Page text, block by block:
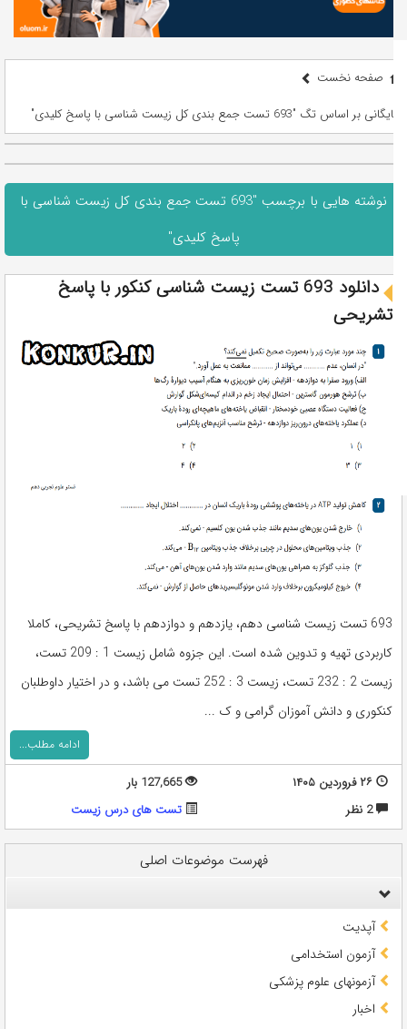
صفحه نخست
بایگانی بر اساس تگ "693 تست جمع بندی کل زیست شناسی با پاسخ کلیدی"
نوشته هایی با برچسب "693 تست جمع بندی کل زیست شناسی با
پاسخ کلیدی"
دانلود 693 تست زیست شناسی کنکور با پاسخ
تشریحی
693 تست زیست شناسی دهم، یازدهم و دوازدهم با پاسخ تشریحی، کاملا
کاربردی تهیه و تدوین شده است. این جزوه شامل زیست 1 : 209 تست،
زیست 2 : 232 تست، زیست 3 : 252 تست می باشد، و در اختیار داوطلبان
کنکوری و دانش آموزان گرامی و ک ...
ادامه مطلب...
۲۶ فروردین ۱۴۰۵
127,665 بار
2 نظر
تست های درس زیست
فهرست موضوعات اصلی
آپدیت
آزمون استخدامی
آزمونهای علوم پزشکی
اخبار